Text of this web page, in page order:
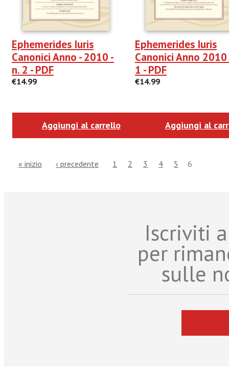
Ephemerides Iuris
Canonici Anno - 2010 -
n. 2 - PDF
€14.99
Aggiungi al carrello
Ephemerides Iuris
Canonici Anno 2010
1 - PDF
€14.99
Aggiungi al
« inizio ‹ precedente 1 2 3 4 5 6
Iscriviti
per
sulle